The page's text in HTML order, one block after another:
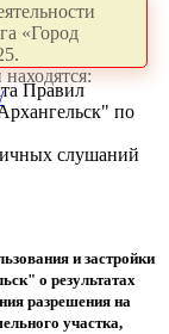
«Город
Правил
по
слушаний
и застройки
о результатах
разрешения на
участка,